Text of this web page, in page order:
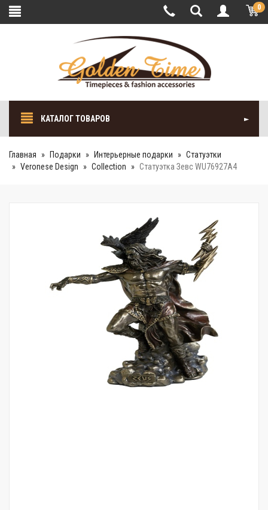
0
КАТАЛОГ ТОВАРОВ
Главная Подарки Интерьерные подарки
Cтатуэтки
Veronese Design
Collection Статуэтка Зевс WU76927A4